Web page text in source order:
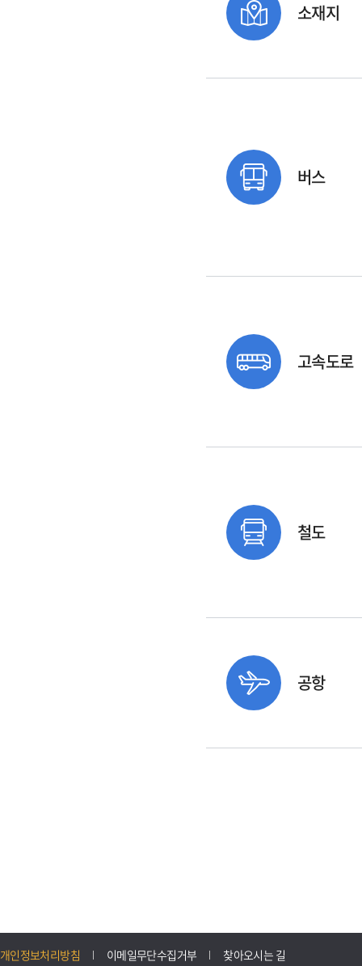
소재지
버스
고속도로
철도
공항
개인정보처리방침 이메일무단수집거부 찾아오시는 길